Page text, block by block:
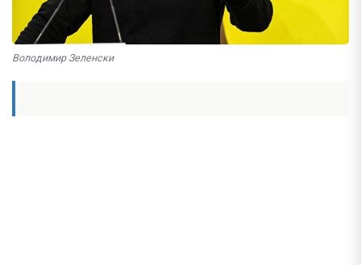
Володимир Зеленски